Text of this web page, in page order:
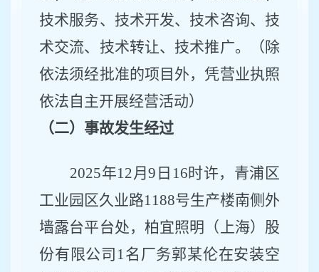
技术服务、技术开发、技术咨询、技
术交流、技术转让、技术推广。（除
依法须经批准的项目外，凭营业执照
依法自主开展经营活动）
（二）事故发生经过
2025年12月9日16时许，青浦区
工业园区久业路1188号生产楼南侧外
墙露台平台处，柏宜照明（上海）股
份有限公司1名厂务郭某伦在安装空